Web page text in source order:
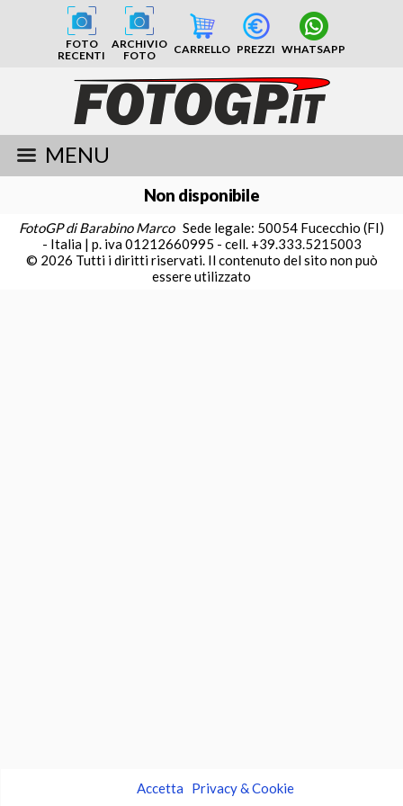
FOTO
RECENTI
ARCHIVIO
FOTO
CARRELLO PREZZI WHATSAPP
MENU
Non disponibile
FotoGP di Barabino Marco Sede legale: 50054 Fucecchio (FI)
- Italia | p. iva 01212660995 - cell. +39.333.5215003
© 2026 Tutti i diritti riservati. Il contenuto del sito non può
essere utilizzato
Accetta Privacy & Cookie